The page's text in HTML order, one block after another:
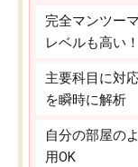
完全マンツー
レベルも高い！
主要科目に対
を瞬時に解析
自分の部屋の
用OK